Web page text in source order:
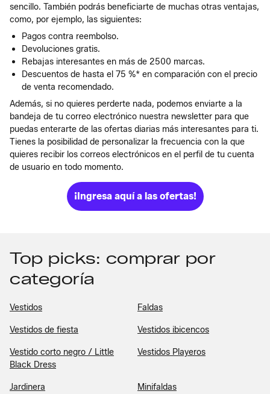
sencillo. También podrás beneficiarte de muchas otras ventajas,
como, por ejemplo, las siguientes:
Pagos contra reembolso.
Devoluciones gratis.
Rebajas interesantes en más de 2500 marcas.
Descuentos de hasta el 75 %* en comparación con el precio
de venta recomendado.
Además, si no quieres perderte nada, podemos enviarte a la
bandeja de tu correo electrónico nuestra newsletter para que
puedas enterarte de las ofertas diarias más interesantes para ti.
Tienes la posibilidad de personalizar la frecuencia con la que
quieres recibir los correos electrónicos en el perfil de tu cuenta
de usuario en todo momento.
¡Ingresa aquí a las ofertas!
Top picks: comprar por
categoría
Vestidos Faldas
Vestidos de fiesta Vestidos ibicencos
Vestido corto negro / Little
Black Dress
Vestidos Playeros
Jardinera Minifaldas